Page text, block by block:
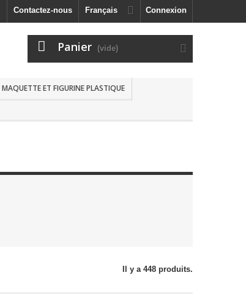
Connexion
Français
Contactez-nous
Panier (vide)
MAQUETTE ET FIGURINE PLASTIQUE
Il y a 448 produits.